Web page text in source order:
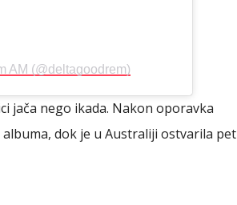
AM (@deltagoodrem)
jača nego ikada. Nakon oporavka
dok je u Australiji ostvarila pet